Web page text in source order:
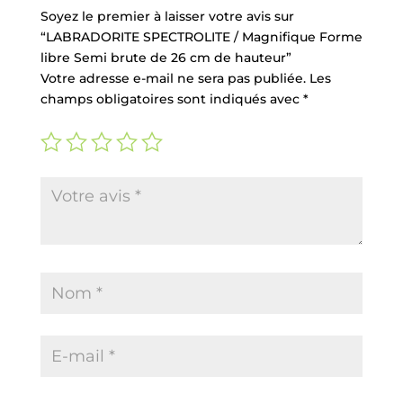
Soyez le premier à laisser votre avis sur
“LABRADORITE SPECTROLITE / Magnifique Forme
libre Semi brute de 26 cm de hauteur”
Votre adresse e-mail ne sera pas publiée. Les
champs obligatoires sont indiqués avec *